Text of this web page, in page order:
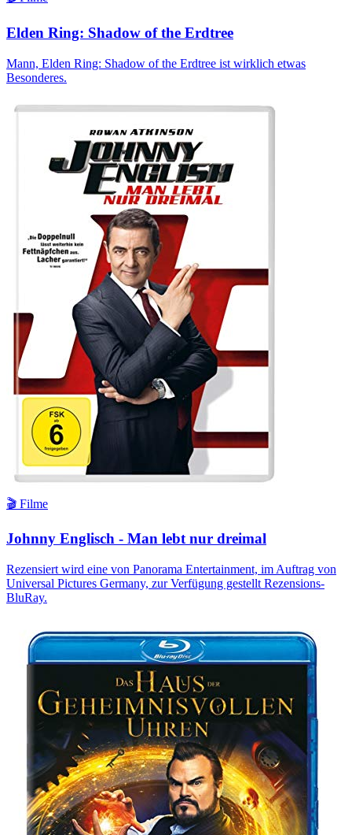
Elden Ring: Shadow of the Erdtree
Mann, Elden Ring: Shadow of the Erdtree ist wirklich etwas
Besonderes.
🎬 Filme
Johnny Englisch - Man lebt nur dreimal
Rezensiert wird eine von Panorama Entertainment, im Auftrag von
Universal Pictures Germany, zur Verfügung gestellt Rezensions-
BluRay.